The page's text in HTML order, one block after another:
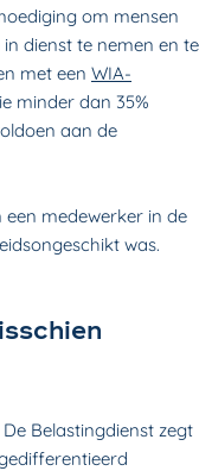
om mensen
dienst te nemen en te
met een WIA-
minder dan 35%
aan de
medewerker in de
was.
Belastingdienst zegt